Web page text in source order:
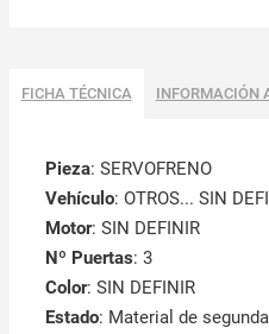
FICHA TÉCNICA INFORMACIÓN
Pieza: SERVOFRENO
Vehículo: OTROS... SIN
Motor: SIN DEFINIR
Nº Puertas: 3
Color: SIN DEFINIR
Estado: Material de